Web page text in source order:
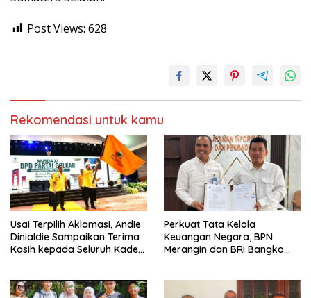
Post Views: 628
Rekomendasi untuk kamu
Usai Terpilih Aklamasi, Andie
Dinialdie Sampaikan Terima
Kasih kepada Seluruh Kader
Perkuat Tata Kelola
Keuangan Negara, BPN
Merangin dan BRI Bangko